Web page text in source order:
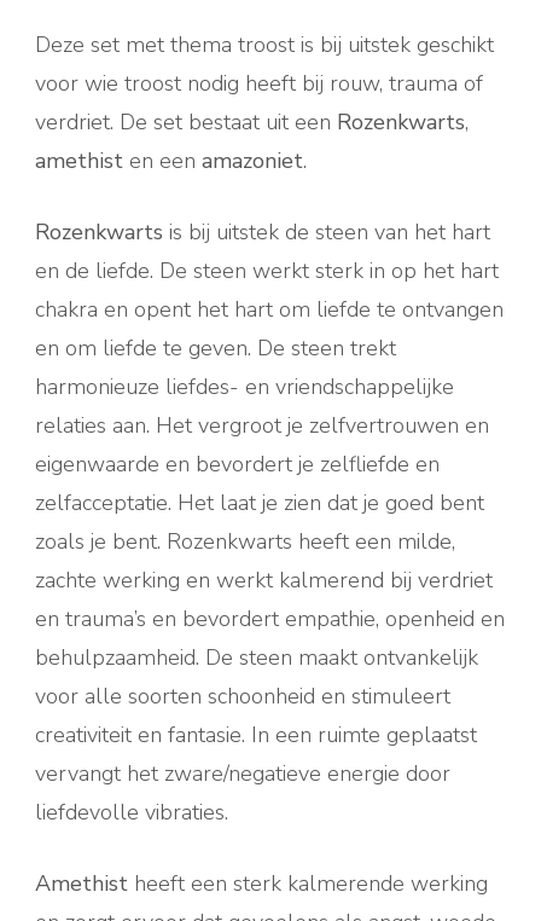
Deze set met thema troost is bij uitstek geschikt
voor wie troost nodig heeft bij rouw, trauma of
verdriet. De set bestaat uit een Rozenkwarts,
amethist en een amazoniet.
Rozenkwarts is bij uitstek de steen van het hart
en de liefde. De steen werkt sterk in op het hart
chakra en opent het hart om liefde te ontvangen
en om liefde te geven. De steen trekt
harmonieuze liefdes- en vriendschappelijke
relaties aan. Het vergroot je zelfvertrouwen en
eigenwaarde en bevordert je zelfliefde en
zelfacceptatie. Het laat je zien dat je goed bent
zoals je bent. Rozenkwarts heeft een milde,
zachte werking en werkt kalmerend bij verdriet
en trauma’s en bevordert empathie, openheid en
behulpzaamheid. De steen maakt ontvankelijk
voor alle soorten schoonheid en stimuleert
creativiteit en fantasie. In een ruimte geplaatst
vervangt het zware/negatieve energie door
liefdevolle vibraties.
Amethist heeft een sterk kalmerende werking